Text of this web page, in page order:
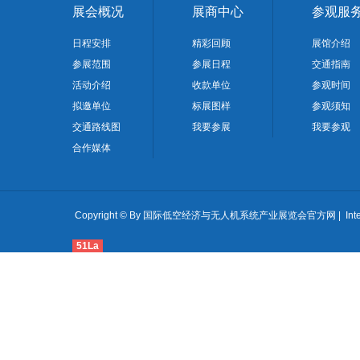
展会概况
日程安排
参展范围
活动介绍
拟邀单位
交通路线图
合作媒体
展商中心
精彩回顾
参展日程
收款单位
标展图样
我要参展
参观服
展馆介绍
交通指南
参观时间
参观须知
我要参观
Copyright © By 国际低空经济与无人机系统产业展览会官方网 |
51La